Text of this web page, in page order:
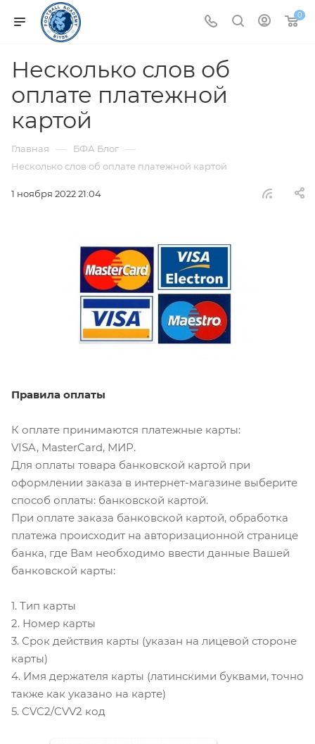
0
Несколько слов об
оплате платежной
картой
Главная — БФА Блог —
Несколько слов об оплате платежной картой
1 ноября 2022 21:04
Правила оплаты
К оплате принимаются платежные карты:
VISA, MasterCard, МИР.
Для оплаты товара банковской картой при
оформлении заказа в интернет-магазине выберите
способ оплаты: банковской картой.
При оплате заказа банковской картой, обработка
платежа происходит на авторизационной странице
банка, где Вам необходимо ввести данные Вашей
банковской карты:
1. Тип карты
2. Номер карты
3. Срок действия карты (указан на лицевой стороне
карты)
4. Имя держателя карты (латинскими буквами, точно
также как указано на карте)
5. CVC2/CVV2 код